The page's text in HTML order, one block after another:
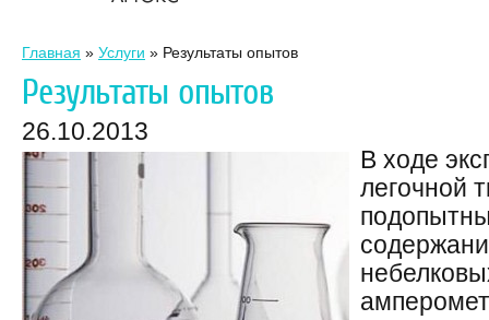
Главная » Услуги » Результаты опытов
Результаты опытов
26.10.2013
В ходе
легочной